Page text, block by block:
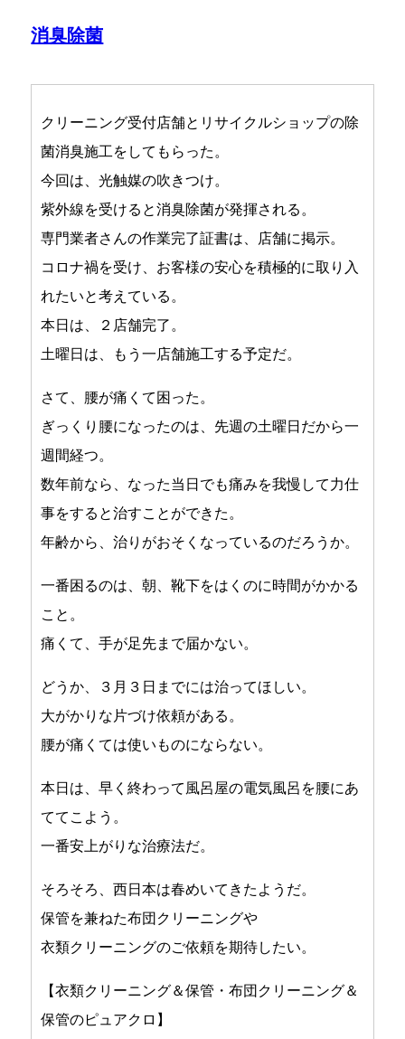
消臭除菌
クリーニング受付店舗とリサイクルショップの除
菌消臭施工をしてもらった。
今回は、光触媒の吹きつけ。
紫外線を受けると消臭除菌が発揮される。
専門業者さんの作業完了証書は、店舗に掲示。
コロナ禍を受け、お客様の安心を積極的に取り入
れたいと考えている。
本日は、２店舗完了。
土曜日は、もう一店舗施工する予定だ。
さて、腰が痛くて困った。
ぎっくり腰になったのは、先週の土曜日だから一
週間経つ。
数年前なら、なった当日でも痛みを我慢して力仕
事をすると治すことができた。
年齢から、治りがおそくなっているのだろうか。
一番困るのは、朝、靴下をはくのに時間がかかる
こと。
痛くて、手が足先まで届かない。
どうか、３月３日までには治ってほしい。
大がかりな片づけ依頼がある。
腰が痛くては使いものにならない。
本日は、早く終わって風呂屋の電気風呂を腰にあ
ててこよう。
一番安上がりな治療法だ。
そろそろ、西日本は春めいてきたようだ。
保管を兼ねた布団クリーニングや
衣類クリーニングのご依頼を期待したい。
【衣類クリーニング＆保管・布団クリーニング＆
保管のピュアクロ】